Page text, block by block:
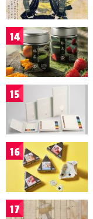
14
15
16
17